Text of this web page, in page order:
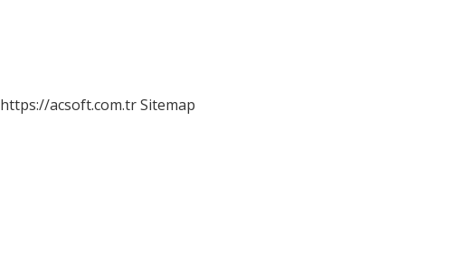
https://acsoft.com.trSitemap